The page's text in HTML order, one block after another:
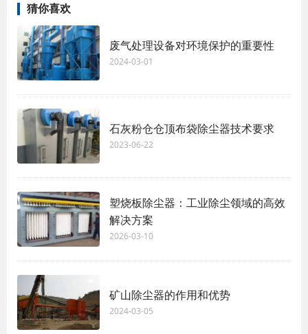
猜你喜欢
废气处理设备对环境保护的重要性
2024-03-01
石灰粉仓仓顶布袋除尘器技术要求
2023-06-22
塑烧板除尘器：工业除尘领域的高效
解决方案
2026-03-10
矿山除尘器的作用和优势
2024-03-05